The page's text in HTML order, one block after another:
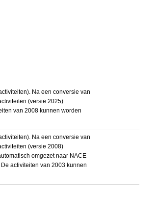
Na een conversie van
(versie 2025)
van 2008 kunnen worden
Na een conversie van
(versie 2008)
omgezet naar NACE-
activiteiten van 2003 kunnen